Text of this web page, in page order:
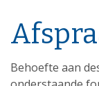
Behoefte aan